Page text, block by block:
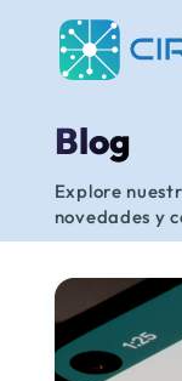
Blog
Explore
novedades y